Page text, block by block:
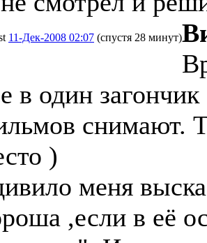
11-Дек-2008 02:07 (спустя 28 минут)
в один
снимают.
)
меня
,если в её